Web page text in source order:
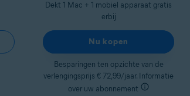
Dekt 1 Mac + 1 mobiel apparaat gratis
erbij
Nu kopen
Besparingen ten opzichte van de
verlengingsprijs € 72,99/jaar. Informatie
over uw abonnement